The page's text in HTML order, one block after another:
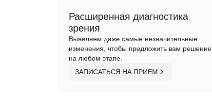
Расширенная диагностика
зрения
Выявляем даже самые незначительные
изменения, чтобы предложить вам решение
на любом этапе.
ЗАПИСАТЬСЯ НА ПРИЕМ